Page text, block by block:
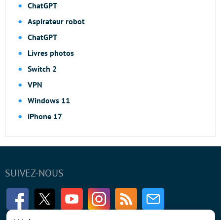
ChatGPT
Aspirateur robot
ChatGPT
Livres photos
Switch 2
VPN
Windows 11
iPhone 17
SUIVEZ-NOUS
FacebookTwitter Youtube InstagramRSS Newsletter